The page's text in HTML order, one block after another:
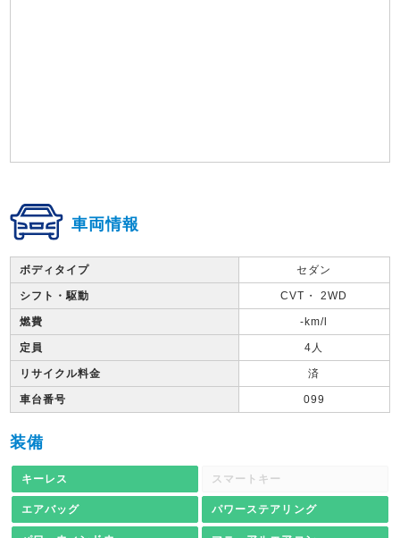
車両情報
ボディタイプ セダン
シフト・駆動 CVT・ 2WD
燃費 -km/l
定員 4人
リサイクル料金 済
車台番号 099
装備
キーレス スマートキー
エアバッグ パワーステアリング